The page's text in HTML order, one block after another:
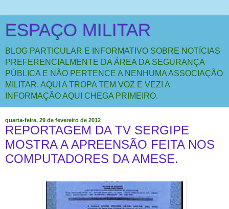
ESPAÇO MILITAR
BLOG PARTICULAR E INFORMATIVO SOBRE NOTÍCIAS
PREFERENCIALMENTE DA ÁREA DA SEGURANÇA
PÚBLICA E NÃO PERTENCE A NENHUMA ASSOCIAÇÃO
MILITAR. AQUI A TROPA TEM VOZ E VEZ! A
INFORMAÇÃO AQUI CHEGA PRIMEIRO.
quarta-feira, 29 de fevereiro de 2012
REPORTAGEM DA TV SERGIPE
MOSTRA A APREENSÃO FEITA NOS
COMPUTADORES DA AMESE.